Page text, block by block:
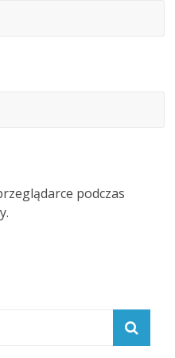
podczas